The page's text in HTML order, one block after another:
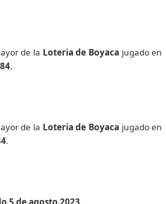
de la Loteria de Boyaca jugado en
.
de la Loteria de Boyaca jugado en
.